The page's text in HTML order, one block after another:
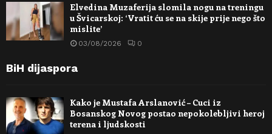
Elvedina Muzaferija slomila nogu na treningu
u Švicarskoj: ‘Vratit ću se na skije prije nego što
mislite’
03/08/2026 0
BiH dijaspora
Kako je Mustafa Arslanović – Cuci iz
Bosanskog Novog postao nepokolebljivi heroj
terena i ljudskosti